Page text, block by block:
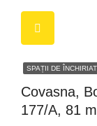
SPAȚII DE ÎNCHIRIAT
Covasna,
177/A, 81